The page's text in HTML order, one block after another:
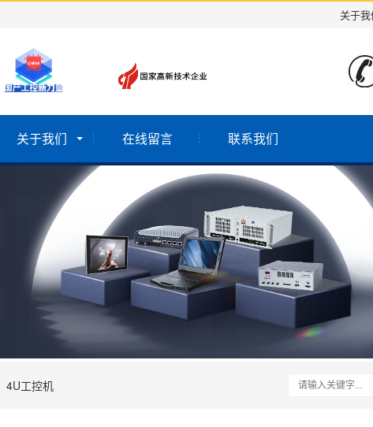
关于我
关于我们 在线留言 联系我们
4U工控机